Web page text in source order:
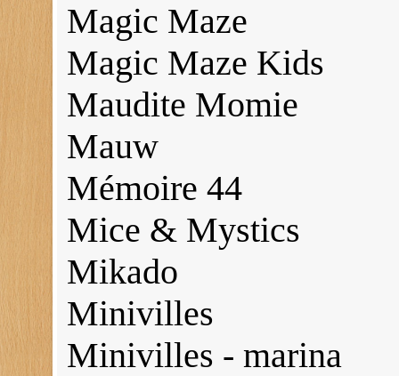
Magic Maze
Magic Maze Kids
Maudite Momie
Mauw
Mémoire 44
Mice & Mystics
Mikado
Minivilles
Minivilles - marina